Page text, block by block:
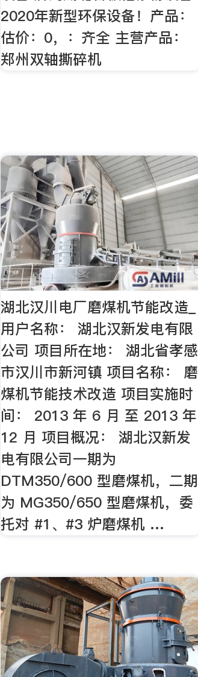
2020年新型环保设备！产品：
估价：0，：齐全 主营产品：
郑州双轴撕碎机
湖北汉川电厂磨煤机节能改造_
用户名称： 湖北汉新发电有限
公司 项目所在地： 湖北省孝感
市汉川市新河镇 项目名称： 磨
煤机节能技术改造 项目实施时
间： 2013 年 6 月 至 2013 年
12 月 项目概况： 湖北汉新发
电有限公司一期为
DTM350/600 型磨煤机，二期
为 MG350/650 型磨煤机，委
托对 #1、#3 炉磨煤机 …